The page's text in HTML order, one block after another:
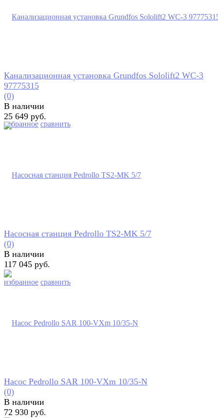
избранное сравнить
Канализационная установка Grundfos Sololift2 WC-3
97775315
(0)
В наличии
25 649 руб.
избранное сравнить
Насосная станция Pedrollo TS2-MK 5/7
(0)
В наличии
117 045 руб.
Насос Pedrollo SAR 100-VXm 10/35-N
(0)
В наличии
72 930 руб.